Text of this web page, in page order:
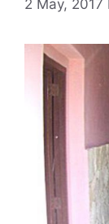
2 May, 2017